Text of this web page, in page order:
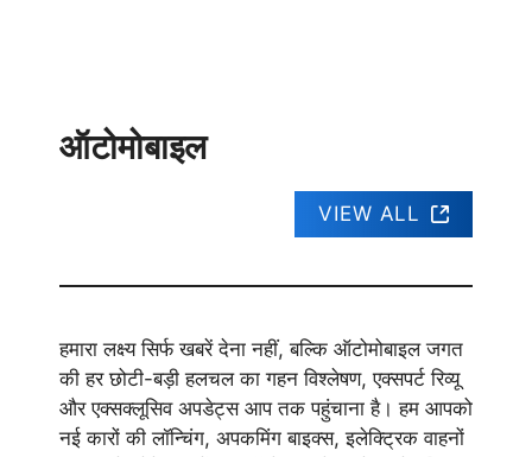
ऑटोमोबाइल
VIEW ALL
हमारा लक्ष्य सिर्फ खबरें देना नहीं, बल्कि ऑटोमोबाइल जगत
की हर छोटी-बड़ी हलचल का गहन विश्लेषण, एक्सपर्ट रिव्यू
और एक्सक्लूसिव अपडेट्स आप तक पहुंचाना है। हम आपको
नई कारों की लॉन्चिंग, अपकमिंग बाइक्स, इलेक्ट्रिक वाहनों